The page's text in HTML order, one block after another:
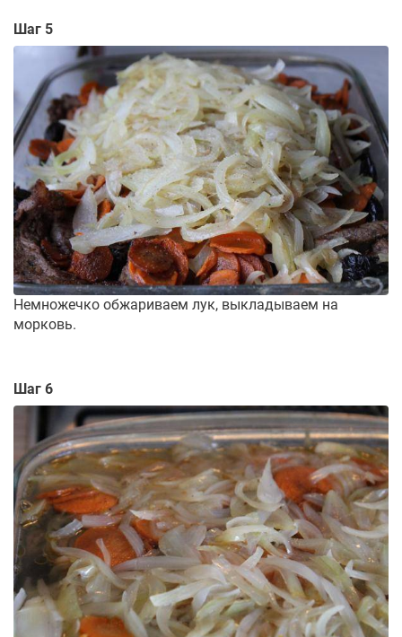
Шаг 5
Немножечко обжариваем лук, выкладываем на
морковь.
Шаг 6